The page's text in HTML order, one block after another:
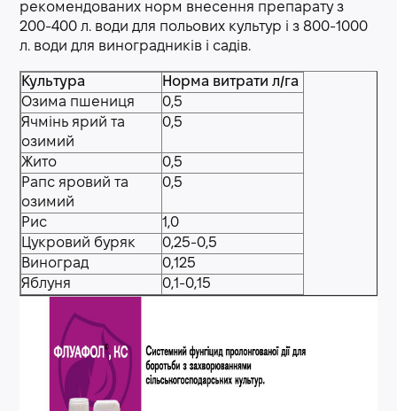
рекомендованих норм внесення препарату з
200-400 л. води для польових культур і з 800-1000
л. води для виноградників і садів.
Культура
Норма витрати л/га
Озима пшениця
0,5
Ячмінь ярий та
озимий
0,5
Жито
0,5
Рапс яровий та
озимий
0,5
Рис
1,0
Цукровий буряк
0,25-0,5
Виноград
0,125
Яблуня
0,1-0,15